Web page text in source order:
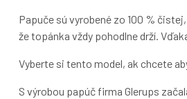
Papuče sú vyrobené zo 100 %
že topánka vždy pohodlne drží.
Vyberte si tento model, ak chcete
S výrobou papúč firma Glerups